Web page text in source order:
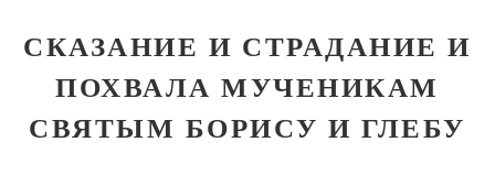
СКАЗАНИЕ И СТРАДАНИЕ И
ПОХВАЛА МУЧЕНИКАМ
СВЯТЫМ БОРИСУ И ГЛЕБУ